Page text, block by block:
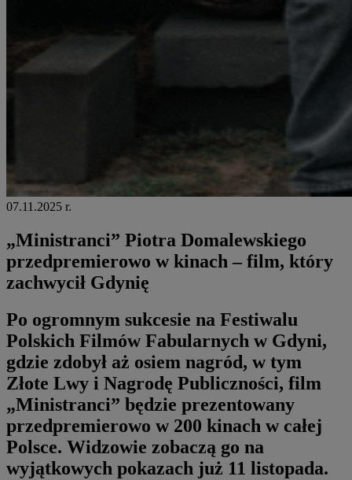
07.11.2025 r.
„Ministranci” Piotra Domalewskiego
przedpremierowo w kinach – film, który
zachwycił Gdynię
Po ogromnym sukcesie na Festiwalu
Polskich Filmów Fabularnych w Gdyni,
gdzie zdobył aż osiem nagród, w tym
Złote Lwy i Nagrodę Publiczności, film
„Ministranci” będzie prezentowany
przedpremierowo w 200 kinach w całej
Polsce. Widzowie zobaczą go na
wyjątkowych pokazach już 11 listopada.